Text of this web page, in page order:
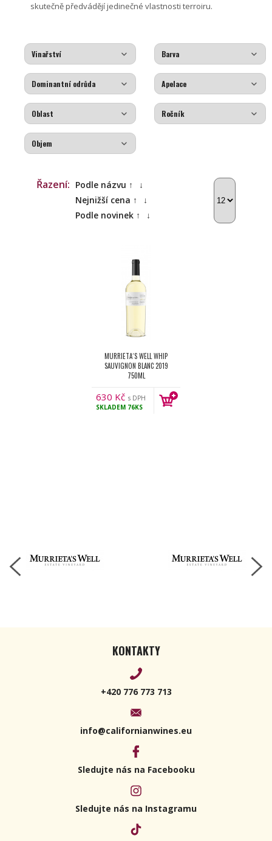
skutečně předvádějí jedinečné vlastnosti terroiru.
Řazení: Podle názvu ↑
↓
Nejnižší cena ↑
↓
Podle novinek ↑
↓
MURRIETA´S WELL WHIP
SAUVIGNON BLANC 2019
750ML
630 Kč s DPH
SKLADEM 76KS
KONTAKTY
+420 776 773 713
info@californianwines.eu
Sledujte nás na Facebooku
Sledujte nás na Instagramu